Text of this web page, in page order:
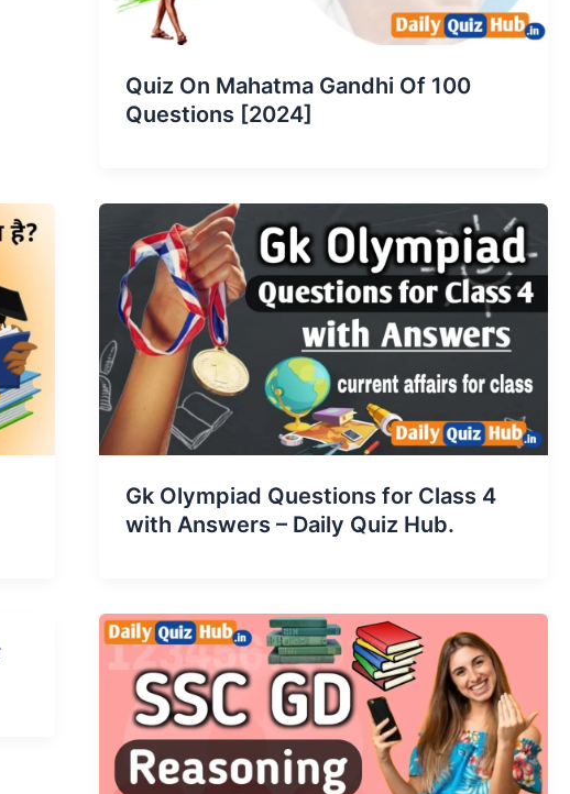
Quiz On Mahatma Gandhi Of 100
Questions [2024]
Gk Olympiad Questions for Class 4
with Answers – Daily Quiz Hub.